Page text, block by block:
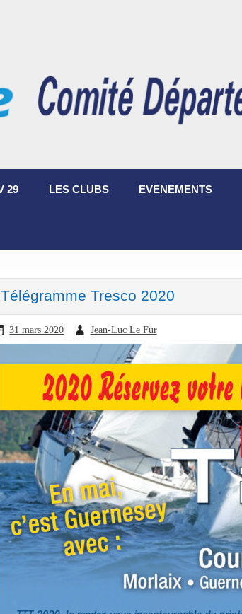
29 LES CLUBS EVENEMENTS
Télégramme Tresco 2020
31 mars 2020 Jean-Luc Le Fur